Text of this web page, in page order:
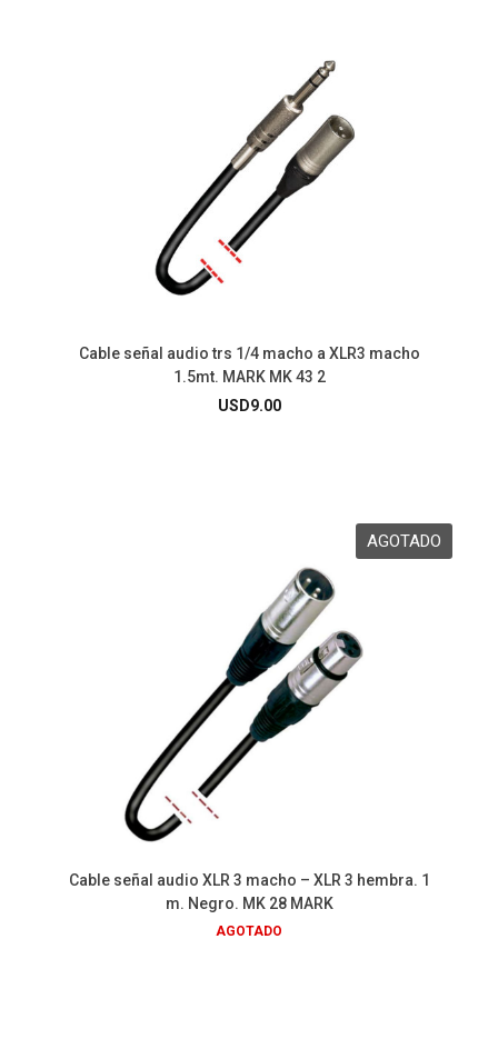
Cable señal audio trs 1/4 macho a XLR3 macho
1.5mt. MARK MK 43 2
USD9.00
Cable señal audio XLR 3 macho – XLR 3 hembra. 1
m. Negro. MK 28 MARK
AGOTADO